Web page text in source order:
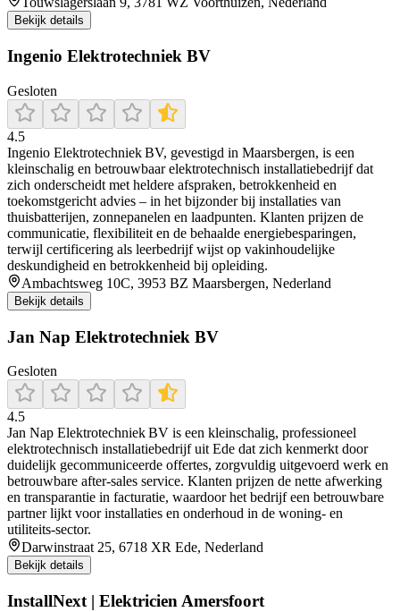
Bekijk details
Ingenio Elektrotechniek BV
Gesloten
4.5
Ingenio Elektrotechniek BV, gevestigd in Maarsbergen, is een
kleinschalig en betrouwbaar elektrotechnisch installatiebedrijf dat
zich onderscheidt met heldere afspraken, betrokkenheid en
toekomstgericht advies – in het bijzonder bij installaties van
thuisbatterijen, zonnepanelen en laadpunten. Klanten prijzen de
communicatie, flexibiliteit en de behaalde energiebesparingen,
terwijl certificering als leerbedrijf wijst op vakinhoudelijke
deskundigheid en betrokkenheid bij opleiding.
Ambachtsweg 10C, 3953 BZ Maarsbergen, Nederland
Bekijk details
Jan Nap Elektrotechniek BV
Gesloten
4.5
Jan Nap Elektrotechniek BV is een kleinschalig, professioneel
elektrotechnisch installatiebedrijf uit Ede dat zich kenmerkt door
duidelijk gecommuniceerde offertes, zorgvuldig uitgevoerd werk en
betrouwbare after‑sales service. Klanten prijzen de nette afwerking
en transparantie in facturatie, waardoor het bedrijf een betrouwbare
partner lijkt voor installaties en onderhoud in de woning- en
utiliteits‑sector.
Darwinstraat 25, 6718 XR Ede, Nederland
Bekijk details
InstallNext | Elektricien Amersfoort